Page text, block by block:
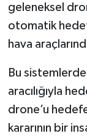
geleneksel
otomatik
hava
Bu
aracılığıyla
drone’u
kararının bir